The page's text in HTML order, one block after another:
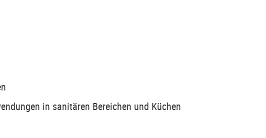
in sanitären Bereichen und Küchen